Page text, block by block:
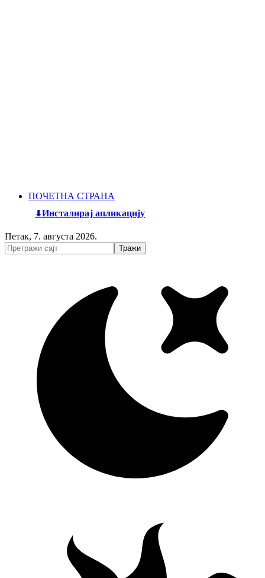
ПОЧЕТНА СТРАНА
Инсталирај апликацију
Петак, 7. августа 2026.